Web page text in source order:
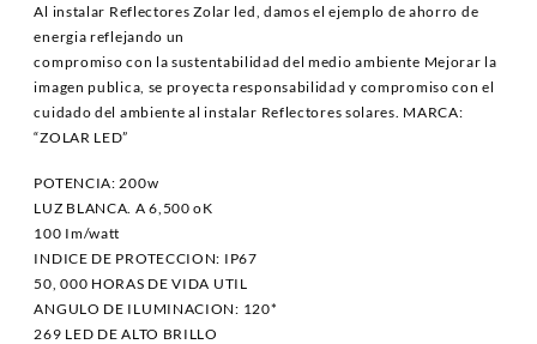
Al instalar Reflectores Zolar led, damos el ejemplo de ahorro de
energia reflejando un
compromiso con la sustentabilidad del medio ambiente Mejorar la
imagen publica, se proyecta responsabilidad y compromiso con el
cuidado del ambiente al instalar Reflectores solares. MARCA:
“ZOLAR LED”
POTENCIA: 200w
LUZ BLANCA. A 6,500 oK
100 Im/watt
INDICE DE PROTECCION: IP67
50, 000 HORAS DE VIDA UTIL
ANGULO DE ILUMINACION: 120*
269 LED DE ALTO BRILLO